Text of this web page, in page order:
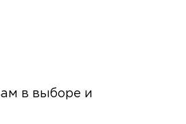
в выборе и